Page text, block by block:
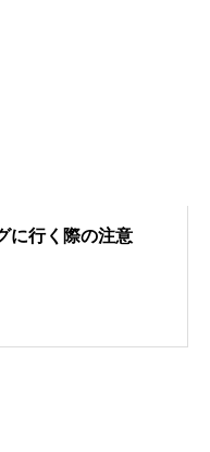
に行く際の注意